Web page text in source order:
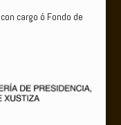
cargo ó Fondo de